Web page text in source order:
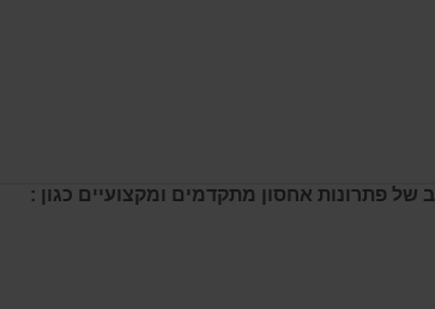
של פתרונות אחסון מתקדמים ומקצועיים כגון :